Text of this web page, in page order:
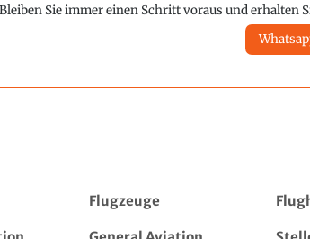
Bleiben Sie immer einen Schritt voraus und erhalten
Flugzeuge